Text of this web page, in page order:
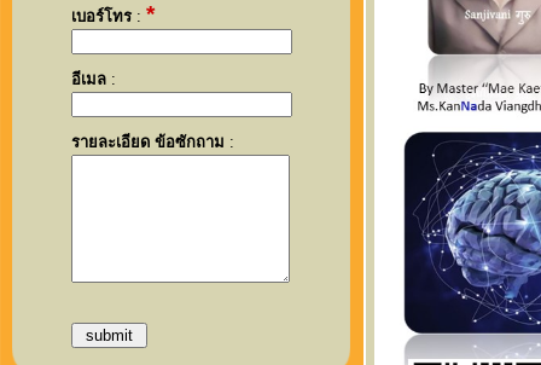
เบอร์โทร: *
อีเมล:
รายละเอียด ข้อซักถาม :